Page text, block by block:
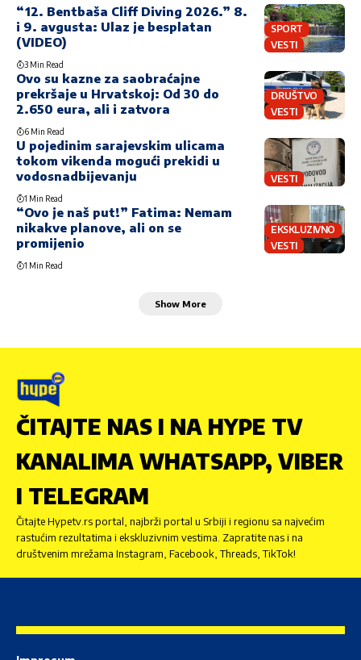
SPORT
VESTI
“12. Bentbaša Cliff Diving 2026.” 8.
i 9. avgusta: Ulaz je besplatan
(VIDEO)
3 Min Read
DRUŠTVO
VESTI
Ovo su kazne za saobraćajne
prekršaje u Hrvatskoj: Od 30 do
2.650 eura, ali i zatvora
6 Min Read
VESTI
U pojedinim sarajevskim ulicama
tokom vikenda mogući prekidi u
vodosnadbijevanju
1 Min Read
EKSKLUZIVNO
VESTI
“Ovo je naš put!” Fatima: Nemam
nikakve planove, ali on se
promijenio
1 Min Read
Show More
ČITAJTE NAS I NA HYPE TV
KANALIMA WHATSAPP, VIBER
I TELEGRAM
Čitajte Hypetv.rs portal, najbrži portal u Srbiji i regionu sa najvećim
rastućim rezultatima i ekskluzivnim vestima. Zapratite nas i na
društvenim mrežama Instagram, Facebook, Threads, TikTok!